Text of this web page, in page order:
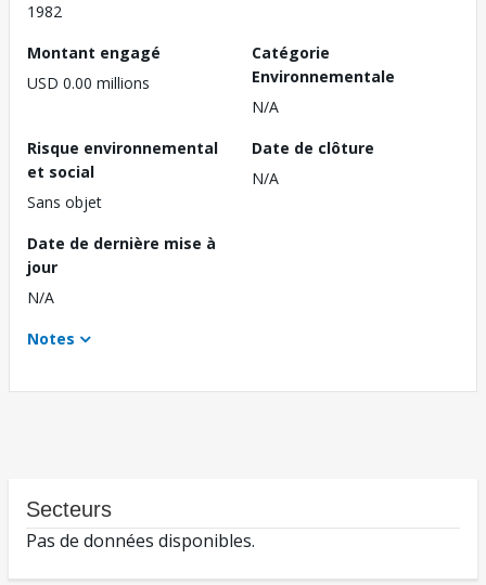
1982
Montant engagé
USD 0.00 millions
Catégorie
Environnementale
N/A
Risque environnemental
et social
Sans objet
Date de clôture
N/A
Date de dernière mise à
jour
N/A
Notes
Secteurs
Pas de données disponibles.